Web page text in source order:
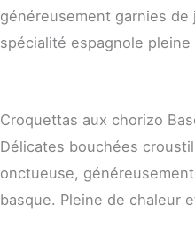
généreusement garnies
spécialité espagnole pleine
Croquettas aux chorizo
Délicates bouchées
onctueuse,
basque. Pleine de chaleur